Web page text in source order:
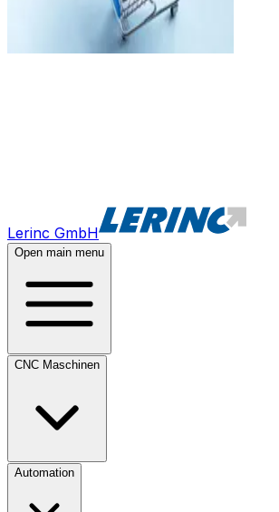
Lerinc GmbH
Open main menu
CNC Maschinen
Automation